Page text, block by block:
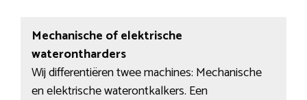
Mechanische of elektrische
waterontharders
Wij differentiëren twee machines: Mechanische
en elektrische waterontkalkers. Een